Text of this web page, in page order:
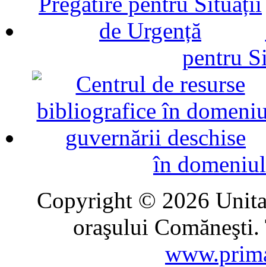
pentru
în
Copyright © 2026
oraşului